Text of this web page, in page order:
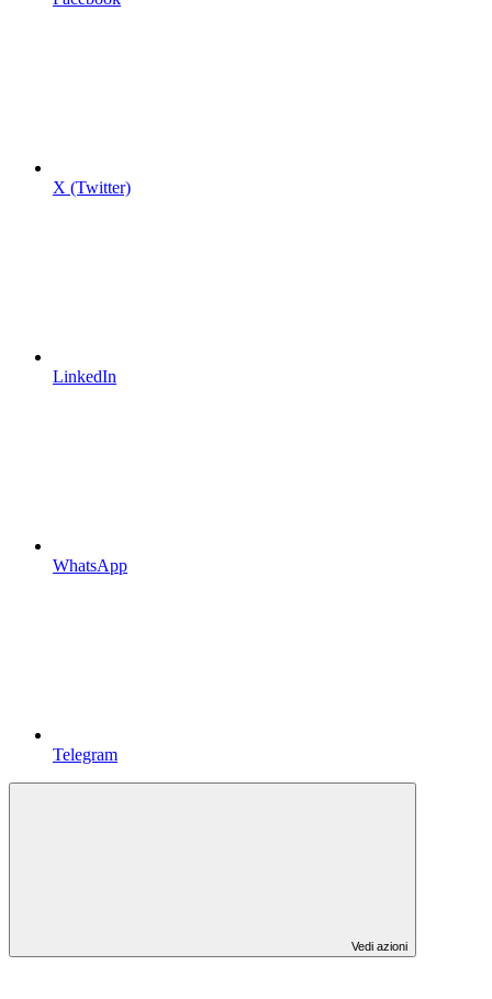
X (Twitter)
LinkedIn
WhatsApp
Telegram
Vedi azioni